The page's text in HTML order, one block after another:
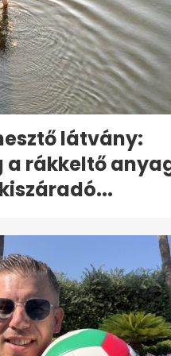
látvány:
a rákkeltő